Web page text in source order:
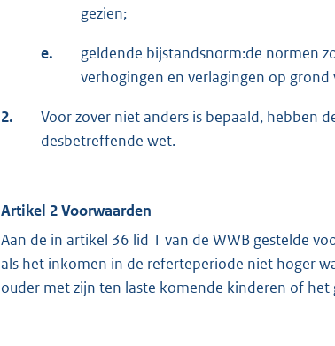
gezien;
e.
geldende bijstandsnorm:de normen
verhogingen en verlagingen op
2.
Voor zover niet anders is bepaald, hebben
desbetreffende wet.
Artikel 2 Voorwaarden
Aan de in artikel 36 lid 1 van de WWB gestelde
als het inkomen in de referteperiode niet hoger
ouder met zijn ten laste komende kinderen of